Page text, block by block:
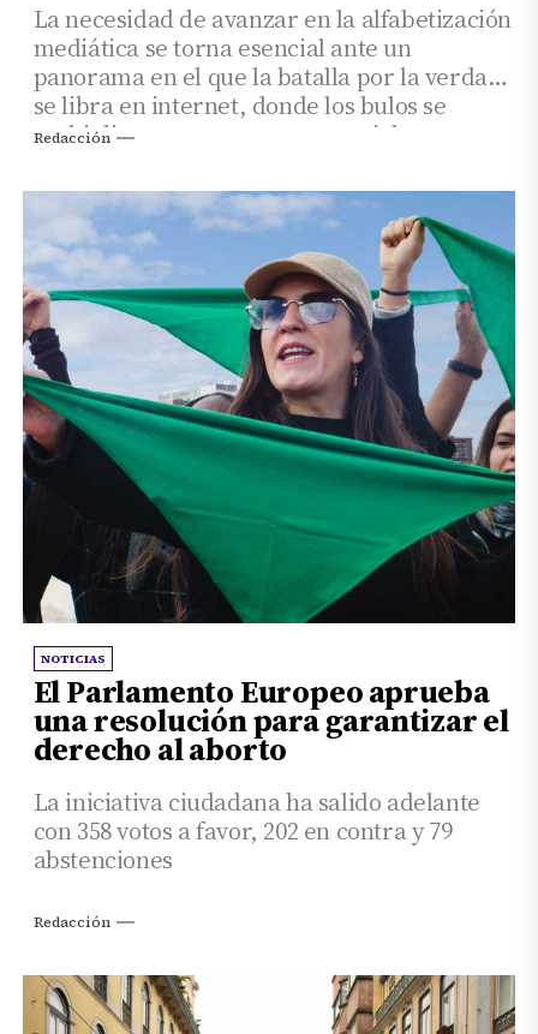
La necesidad de avanzar en la alfabetización
mediática se torna esencial ante un
panorama en el que la batalla por la verdad
se libra en internet, donde los bulos se
multiplican en momentos especialmente
Redacción
NOTICIAS
El Parlamento Europeo aprueba
una resolución para garantizar el
derecho al aborto
La iniciativa ciudadana ha salido adelante
con 358 votos a favor, 202 en contra y 79
abstenciones
Redacción